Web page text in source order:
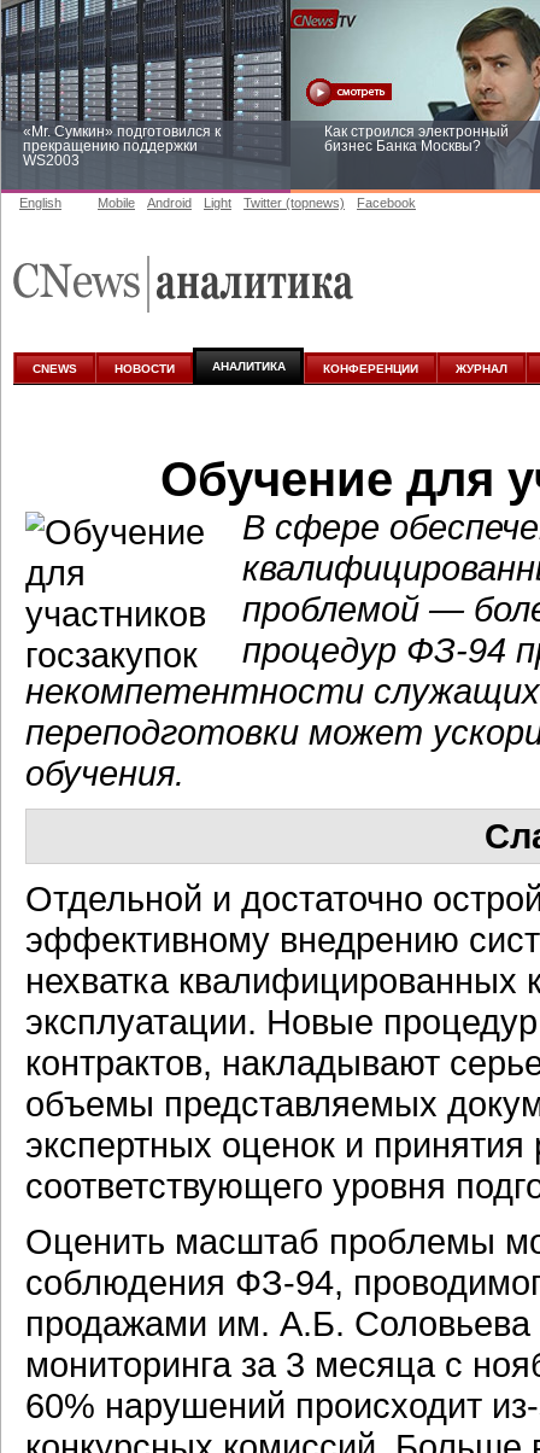
«Mr. Сумкин» подготовился к
прекращению поддержки
WS2003
Как строился электронный
бизнес Банка Москвы?
аналитике
English Mobile Android Light Twitter (topnews) Facebook
CNEWS НОВОСТИ АНАЛИТИКА КОНФЕРЕНЦИИ ЖУРНАЛ
Обучение для
В сфере
проблемой —
процедур ФЗ-94
некомпетентности
переподготовки может
обучения.
Отдельной и достаточно
эффективному внедрению
нехватка квалифицированных
эксплуатации. Новые
контрактов, накладывают
объемы представляемых
экспертных оценок и
соответствующего уровня
Оценить масштаб проблемы
соблюдения ФЗ-94,
продажами им. А.Б.
мониторинга за 3 месяца с
60% нарушений происходит